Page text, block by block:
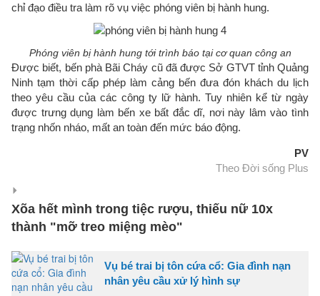
chỉ đạo điều tra làm rõ vụ việc phóng viên bị hành hung.
Phóng viên bị hành hung tới trình báo tại cơ quan công an
Được biết, bến phà Bãi Cháy cũ đã được Sở GTVT tỉnh Quảng
Ninh tạm thời cấp phép làm cảng bến đưa đón khách du lịch
theo yêu cầu của các công ty lữ hành. Tuy nhiên kể từ ngày
được trưng dụng làm bến xe bất đắc dĩ, nơi này lâm vào tình
trạng nhốn nháo, mất an toàn đến mức báo động.
PV
Theo Đời sống Plus
Xõa hết mình trong tiệc rượu, thiếu nữ 10x
thành "mỡ treo miệng mèo"
Vụ bé trai bị tôn cứa cổ: Gia đình nạn
nhân yêu cầu xử lý hình sự